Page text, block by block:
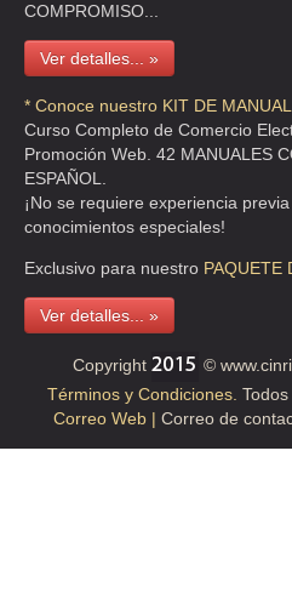
COMPROMISO...
Ver detalles... »
* Conoce nuestro KIT DE
Curso Completo de Comercio
Promoción Web. 42 MANUALES
ESPAÑOL.
¡No se requiere experiencia
conocimientos especiales!
Exclusivo para nuestro PAQUETE
Ver detalles... »
Copyright
©
Términos y Condiciones.
Correo Web | Correo de